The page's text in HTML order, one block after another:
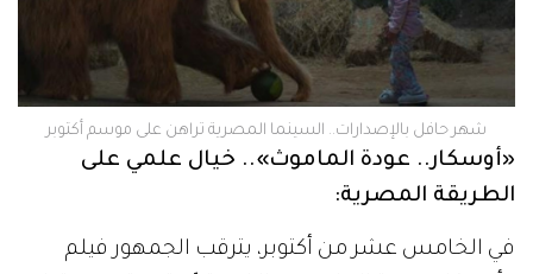
شهر حافل بالإصدارات.. السينما المصرية تراهن على موسم أكتوبر
«أوسكار.. عودة الماموث».. خيال علمي على
الطريقة المصرية:
في الخامس عشر من أكتوبر، يترقب الجمهور فيلم